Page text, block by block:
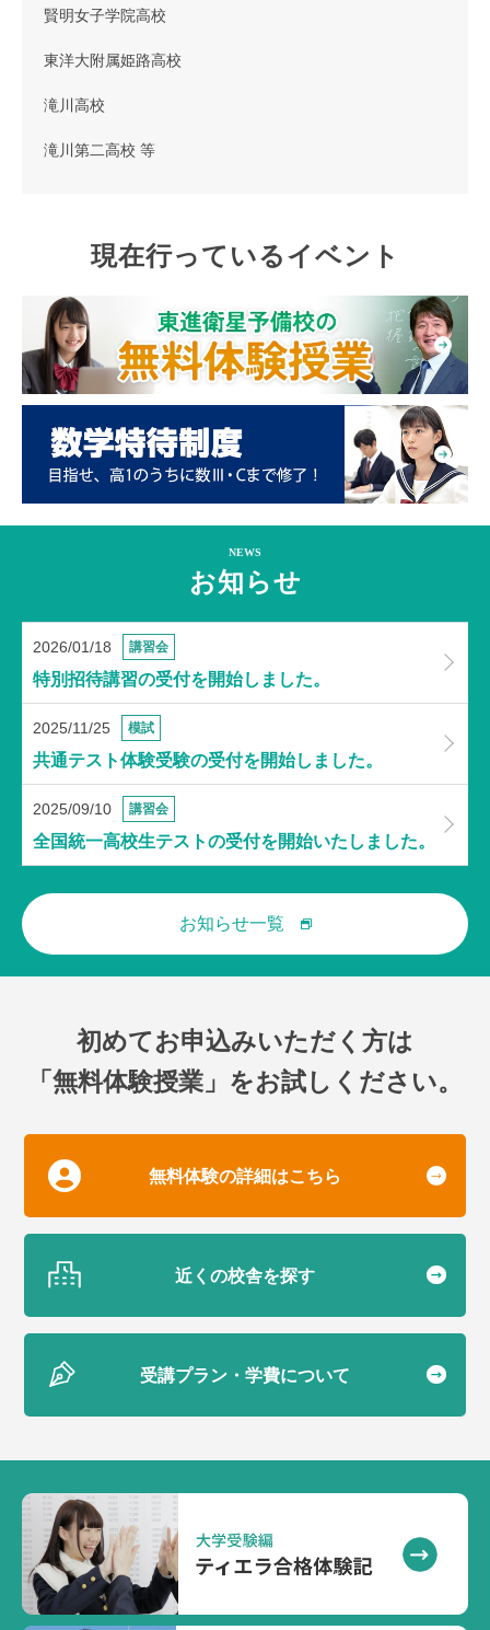
賢明女子学院高校
東洋大附属姫路高校
滝川高校
滝川第二高校 等
現在行っているイベント
NEWS
お知らせ
2026/01/18 講習会
特別招待講習の受付を開始しました。
2025/11/25 模試
共通テスト体験受験の受付を開始しました。
2025/09/10 講習会
全国統一高校生テストの受付を開始いたしました。
お知らせ一覧
初めてお申込みいただく方は
「無料体験授業」をお試しください。
無料体験の詳細はこちら
近くの校舎を探す
受講プラン・学費について